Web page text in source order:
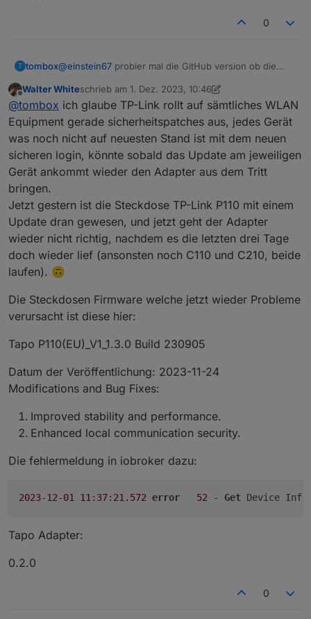
0
T tombox@einstein67 probier mal die GitHub version ob die
Offline
Walter Whiteschrieb am 1. Dez. 2023, 10:46
zuletzt editiert von Walter White
@tombox ich glaube TP-Link rollt auf sämtliches WLAN
Equipment gerade sicherheitspatches aus, jedes Gerät
was noch nicht auf neuesten Stand ist mit dem neuen
sicheren login, könnte sobald das Update am jeweiligen
Gerät ankommt wieder den Adapter aus dem Tritt
bringen.
Jetzt gestern ist die Steckdose TP-Link P110 mit einem
Update dran gewesen, und jetzt geht der Adapter
wieder nicht richtig, nachdem es die letzten drei Tage
doch wieder lief (ansonsten noch C110 und C210, beide
laufen). 🙃
Die Steckdosen Firmware welche jetzt wieder Probleme
verursacht ist diese hier:
Tapo P110(EU)_V1_1.3.0 Build 230905
Datum der Veröffentlichung: 2023-11-24
Modifications and Bug Fixes:
Improved stability and performance.
Enhanced local communication security.
Die fehlermeldung in iobroker dazu:
2023-12-01 11 : 37: 21.572 error 52 - Get
Tapo Adapter:
0.2.0
0